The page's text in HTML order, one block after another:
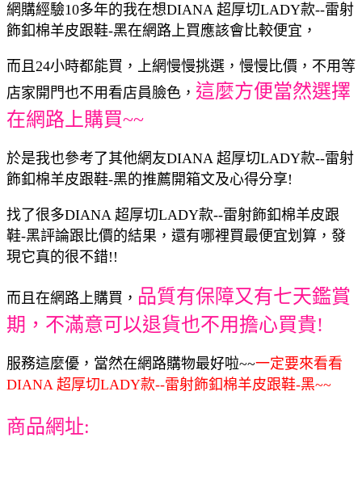
網購經驗10多年的我在想DIANA 超厚切LADY款--雷射
飾釦棉羊皮跟鞋-黑在網路上買應該會比較便宜，
而且24小時都能買，上網慢慢挑選，慢慢比價，不用等
店家開門也不用看店員臉色， 這麼方便當然選擇
在網路上購買~~
於是我也參考了其他網友DIANA 超厚切LADY款--雷射
飾釦棉羊皮跟鞋-黑的推薦開箱文及心得分享!
找了很多DIANA 超厚切LADY款--雷射飾釦棉羊皮跟
鞋-黑評論跟比價的結果，還有哪裡買最便宜划算，發
現它真的很不錯!!
而且在網路上購買， 品質有保障又有七天鑑賞
期，不滿意可以退貨也不用擔心買貴!
服務這麼優，當然在網路購物最好啦~~一定要來看看
DIANA 超厚切LADY款--雷射飾釦棉羊皮跟鞋-黑~~
商品網址: